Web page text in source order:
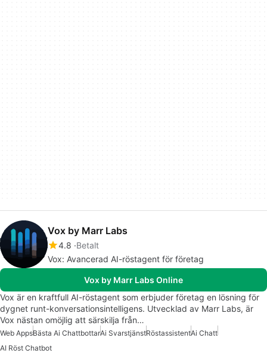
Vox by Marr Labs
4.8 Betalt
Vox: Avancerad AI-röstagent för företag
Vox by Marr Labs Online
Vox är en kraftfull AI-röstagent som erbjuder företag en lösning för
dygnet runt-konversationsintelligens. Utvecklad av Marr Labs, är
Vox nästan omöjlig att särskilja från…
Web AppsBästa Ai ChattbottarAi SvarstjänstRöstassistentAi Chatt
AI Röst Chatbot